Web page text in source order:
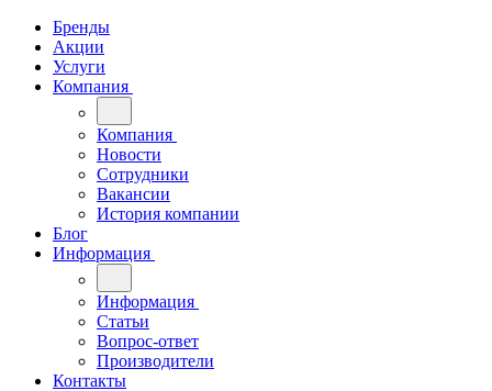
Бренды
Акции
Услуги
Компания
Компания
Новости
Сотрудники
Вакансии
История компании
Блог
Информация
Информация
Статьи
Вопрос-ответ
Производители
Контакты